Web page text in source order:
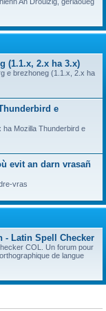
(1.1.x, 2.x ha 3.x)
e brezhoneg (1.1.x, 2.x ha
e
ha Mozilla Thunderbird e
evit an darn vrasañ
vras
- Latin Spell Checker
COL. Un forum pour
de langue